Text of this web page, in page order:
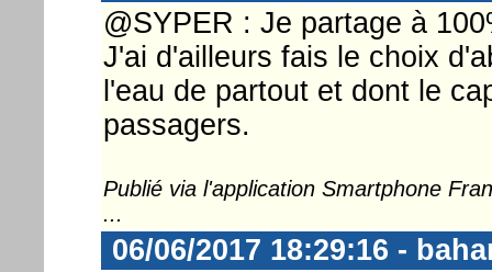
@SYPER : Je partage à
J'ai d'ailleurs fais le choix
l'eau de partout et dont le
passagers.
Publié via l'application Smartphone
...
06/06/2017 18:29:16 -